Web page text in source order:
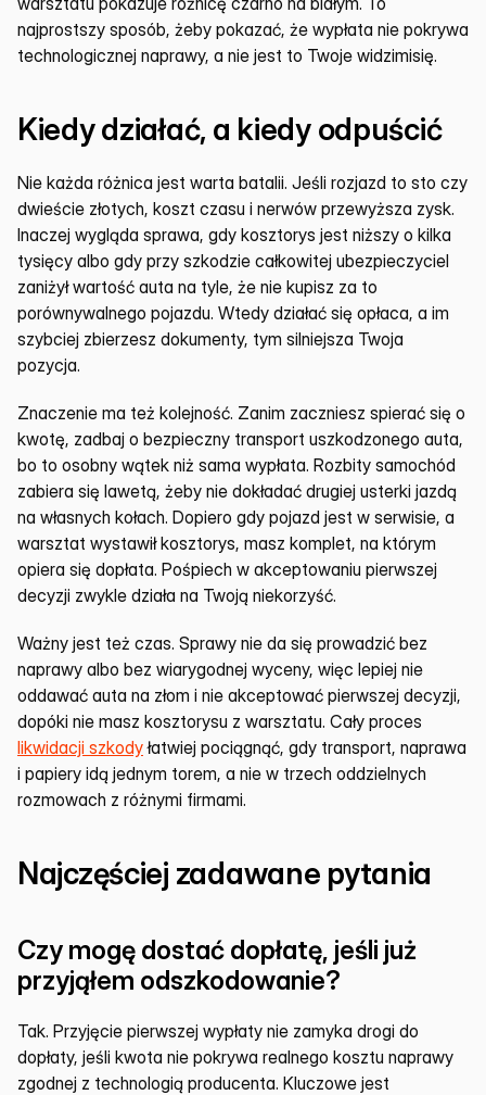
najprostszy sposób, żeby pokazać, że wypłata nie pokrywa
technologicznej naprawy, a nie jest to Twoje widzimisię.
Kiedy działać, a kiedy odpuścić
Nie każda różnica jest warta batalii. Jeśli rozjazd to sto czy
dwieście złotych, koszt czasu i nerwów przewyższa zysk.
Inaczej wygląda sprawa, gdy kosztorys jest niższy o kilka
tysięcy albo gdy przy szkodzie całkowitej ubezpieczyciel
zaniżył wartość auta na tyle, że nie kupisz za to
porównywalnego pojazdu. Wtedy działać się opłaca, a im
szybciej zbierzesz dokumenty, tym silniejsza Twoja
pozycja.
Znaczenie ma też kolejność. Zanim zaczniesz spierać się o
kwotę, zadbaj o bezpieczny transport uszkodzonego auta,
bo to osobny wątek niż sama wypłata. Rozbity samochód
zabiera się lawetą, żeby nie dokładać drugiej usterki jazdą
na własnych kołach. Dopiero gdy pojazd jest w serwisie, a
warsztat wystawił kosztorys, masz komplet, na którym
opiera się dopłata. Pośpiech w akceptowaniu pierwszej
decyzji zwykle działa na Twoją niekorzyść.
Ważny jest też czas. Sprawy nie da się prowadzić bez
naprawy albo bez wiarygodnej wyceny, więc lepiej nie
oddawać auta na złom i nie akceptować pierwszej decyzji,
likwidacji szkody łatwiej pociągnąć, gdy transport, naprawa
i papiery idą jednym torem, a nie w trzech oddzielnych
rozmowach z różnymi firmami.
Najczęściej zadawane pytania
Czy mogę dostać dopłatę, jeśli już
przyjąłem odszkodowanie?
Tak. Przyjęcie pierwszej wypłaty nie zamyka drogi do
dopłaty, jeśli kwota nie pokrywa realnego kosztu naprawy
zgodnej z technologią producenta. Kluczowe jest